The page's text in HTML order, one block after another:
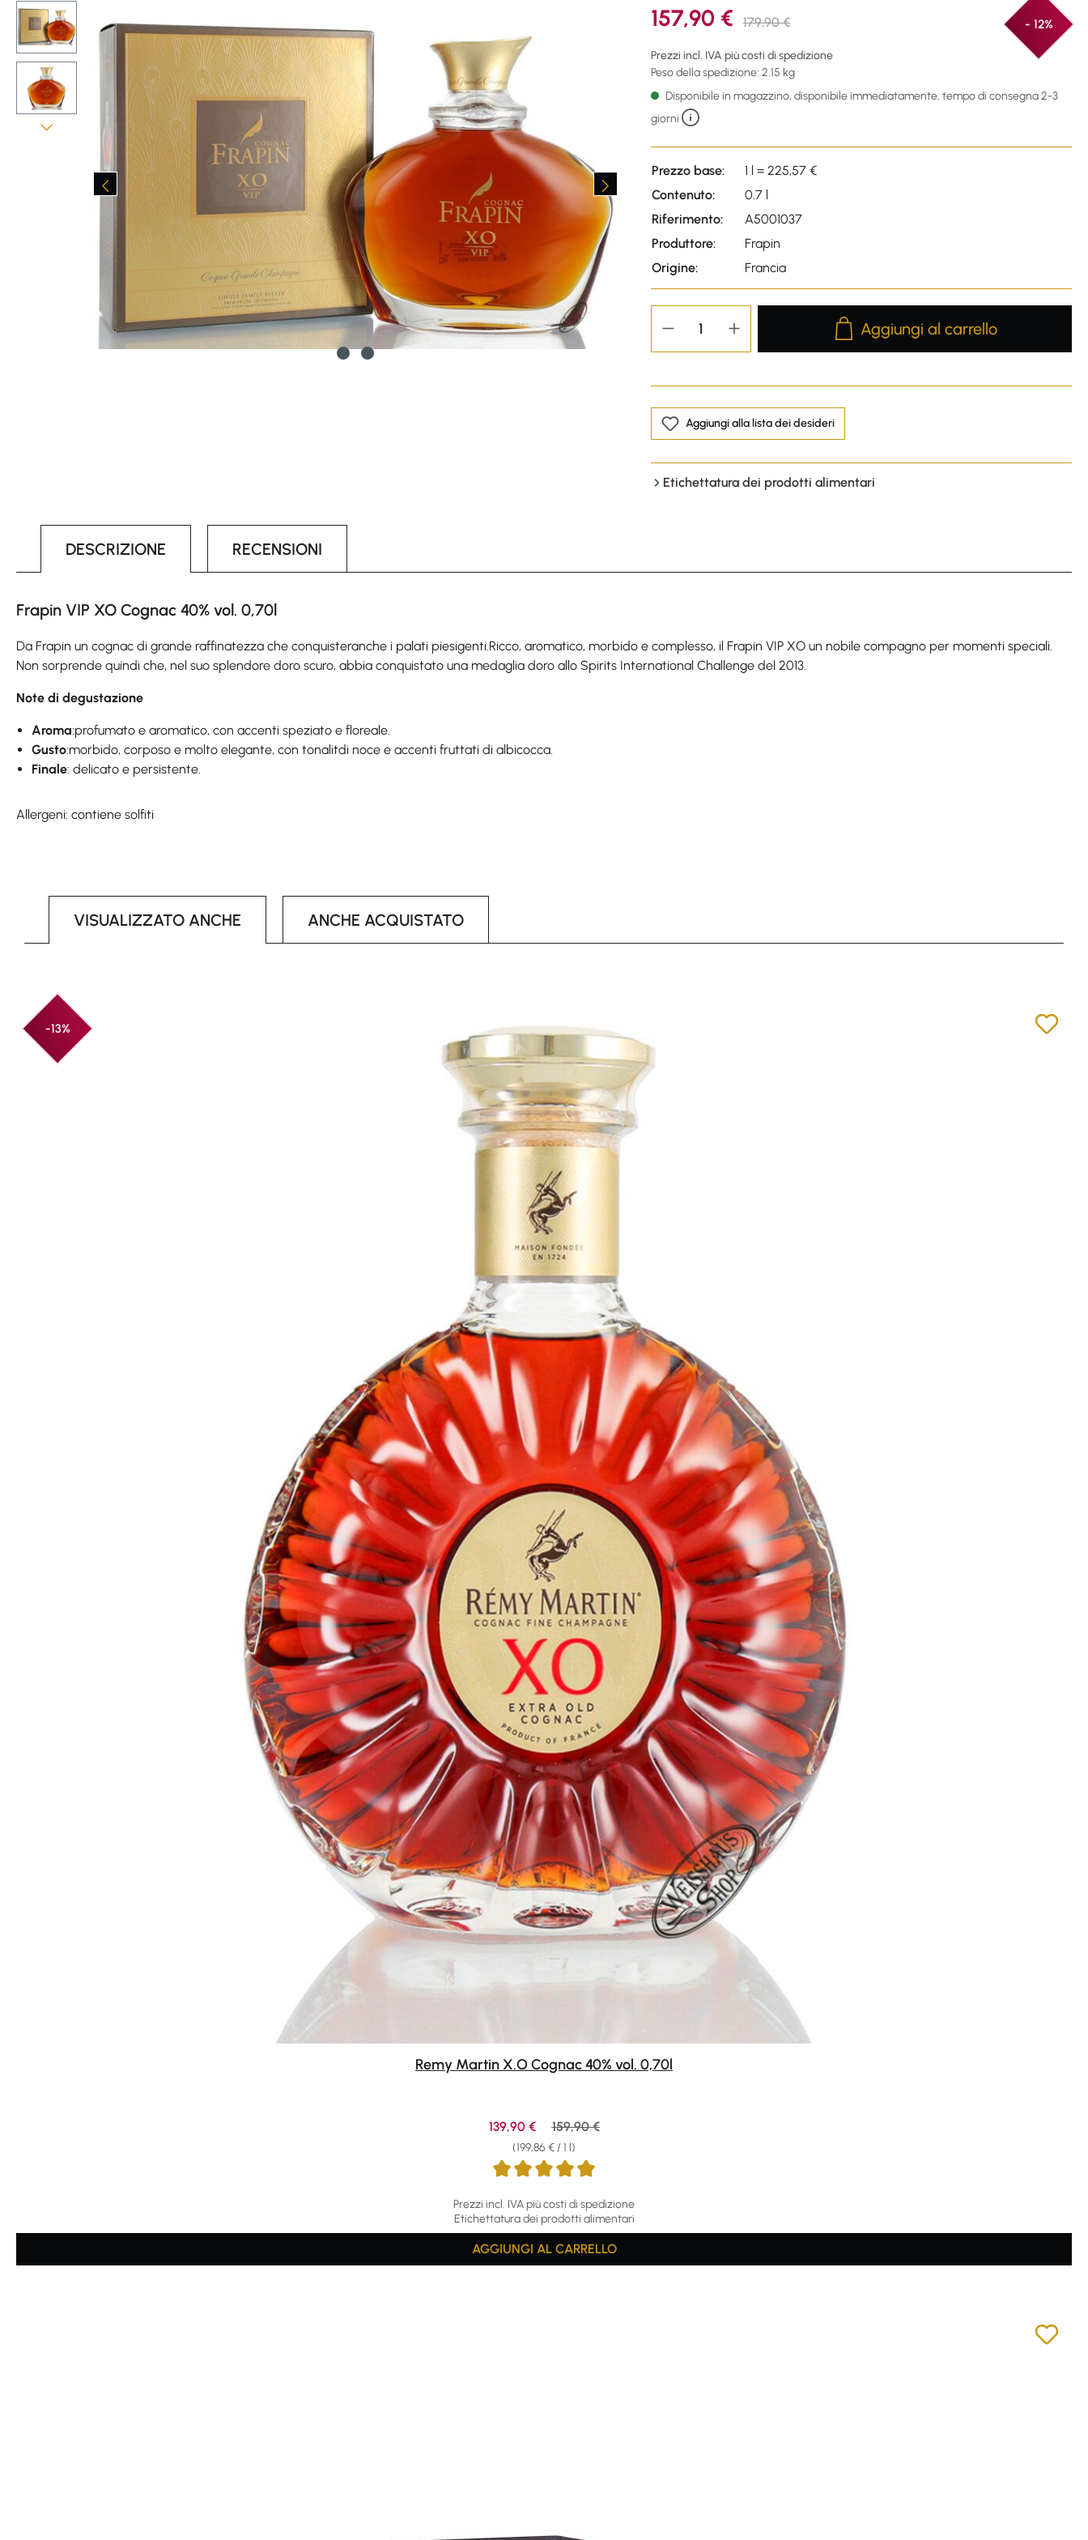
Skip image gallery 157,90 € 179,90 € - 12%
Prezzi incl. IVA più costi di spedizione
Peso della spedizione: 2.15 kg
Disponibile in magazzino, disponibile immediatamente, tempo di consegna 2-3
giorni
Prezzo base:
1 l = 225,57 €
Contenuto:
0.7 l
Riferimento:
A5001037
Produttore:
Frapin
Origine:
Francia
Product Quantity: Enter the desired
Aggiungi al carrello
Aggiungi alla lista dei desideri
Etichettatura dei prodotti alimentari
DESCRIZIONE RECENSIONI
Frapin VIP XO Cognac 40% vol. 0,70l
Da Frapin un cognac di grande raffinatezza che conquisteranche i palati piesigenti.Ricco, aromatico, morbido e complesso, il Frapin VIP XO un nobile compagno per momenti speciali.
Non sorprende quindi che, nel suo splendore doro scuro, abbia conquistato una medaglia doro allo Spirits International Challenge del 2013.
Note di degustazione
Aroma:profumato e aromatico, con accenti speziato e floreale.
Gusto:morbido, corposo e molto elegante, con tonalitdi noce e accenti fruttati di albicocca.
Finale: delicato e persistente.
Allergeni: contiene solfiti
VISUALIZZATO ANCHE ANCHE ACQUISTATO
-13%
Remy Martin X.O Cognac 40% vol. 0,70l
Prezzi incl. IVA più costi di spedizione
Etichettatura dei prodotti alimentari
(199,86 € / 1 l)
Sale price:
139,90 € Regular price:
159,90 €
AGGIUNGI AL CARRELLO